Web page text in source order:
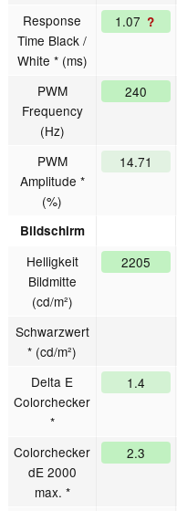
Response
Time Black /
White * (ms)
1.07 ?
PWM
Frequency
(Hz)
240
PWM
Amplitude *
(%)
14.71
Bildschirm
Helligkeit
Bildmitte
(cd/m²)
2205
Schwarzwert
* (cd/m²)
Delta E
Colorchecker
*
1.4
Colorchecker
dE 2000
max. *
2.3